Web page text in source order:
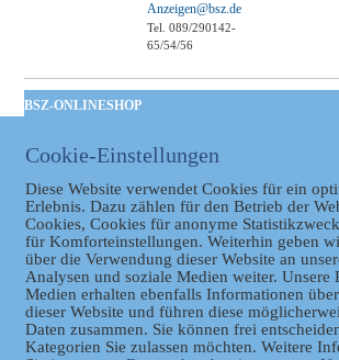
Anzeigen@bsz.de
Tel. 089/290142-
65/54/56
BSZ-ONLINESHOP
Taschenbuch
GVBl | Einbanddecke
Datenschutz
Cookie-Einstellungen
Diese Website verwendet Cookies für ein
Erlebnis. Dazu zählen für den Betrieb der
Cookies, Cookies für anonyme
für Komforteinstellungen. Weiterhin geben
über die Verwendung dieser Website an
Analysen und soziale Medien weiter. Unsere
Medien erhalten ebenfalls Informationen
dieser Website und führen diese
Daten zusammen. Sie können frei
Kategorien Sie zulassen möchten. Weitere